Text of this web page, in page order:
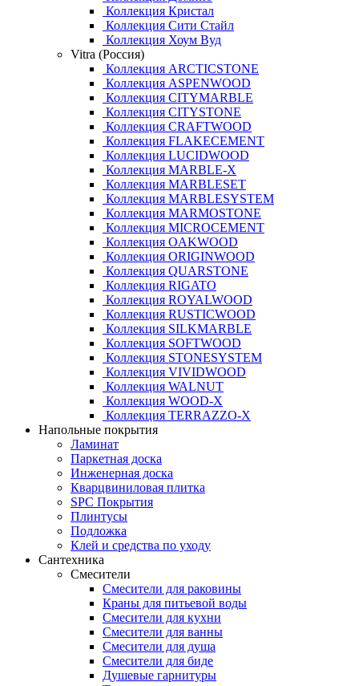
Коллекция Кристал
Коллекция Сити Стайл
Коллекция Хоум Вуд
Vitra (Россия)
Коллекция ARCTICSTONE
Коллекция ASPENWOOD
Коллекция CITYMARBLE
Коллекция CITYSTONE
Коллекция CRAFTWOOD
Коллекция FLAKECEMENT
Коллекция LUCIDWOOD
Коллекция MARBLE-X
Коллекция MARBLESET
Коллекция MARBLESYSTEM
Коллекция MARMOSTONE
Коллекция MICROCEMENT
Коллекция OAKWOOD
Коллекция ORIGINWOOD
Коллекция QUARSTONE
Коллекция RIGATO
Коллекция ROYALWOOD
Коллекция RUSTICWOOD
Коллекция SILKMARBLE
Коллекция SOFTWOOD
Коллекция STONESYSTEM
Коллекция VIVIDWOOD
Коллекция WALNUT
Коллекция WOOD-X
Коллекция ТЕRRАZZO-X
Напольные покрытия
Ламинат
Паркетная доска
Инженерная доска
Кварцвиниловая плитка
SPC Покрытия
Плинтусы
Подложка
Клей и средства по уходу
Сантехника
Смесители
Смесители для раковины
Краны для питьевой воды
Смесители для кухни
Смесители для ванны
Смесители для душа
Смесители для биде
Душевые гарнитуры